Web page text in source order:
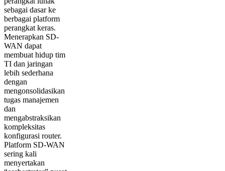
sebagai dasar ke
berbagai platform
perangkat keras.
Menerapkan SD-
WAN dapat
membuat hidup tim
TI dan jaringan
lebih sederhana
dengan
mengonsolidasikan
tugas manajemen
dan
mengabstraksikan
kompleksitas
konfigurasi router.
Platform SD-WAN
sering kali
menyertakan